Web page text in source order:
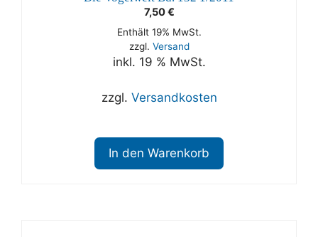
7,50€
Enthält 19% MwSt.
zzgl. Versand
inkl. 19 % MwSt.
zzgl. Versandkosten
In den Warenkorb